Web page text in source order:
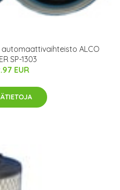
ALCO
SP-1303
EUR